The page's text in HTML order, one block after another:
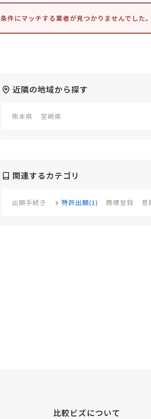
条件にマッチする業者が見つかりませんでした
近隣の地域から探す
熊本県 宮崎県
関連するカテゴリ
出願手続き 特許出願(1) 商標登録 意
比較ビズについて